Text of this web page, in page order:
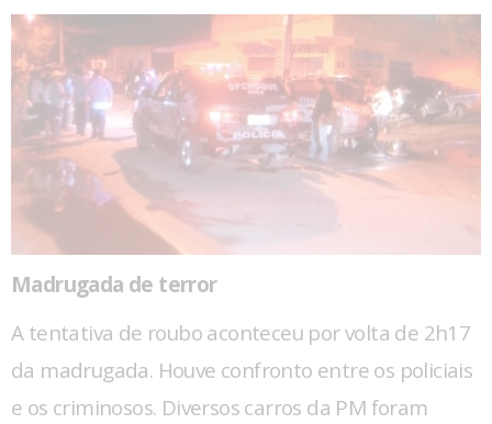
Madrugada de terror
A tentativa de roubo aconteceu por volta de 2h17
da madrugada. Houve confronto entre os policiais
e os criminosos. Diversos carros da PM foram